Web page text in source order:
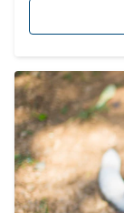
is dit niet iets
mens en dier.